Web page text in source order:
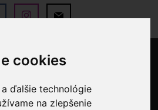
cookies
ďalšie technológie
na zlepšenie